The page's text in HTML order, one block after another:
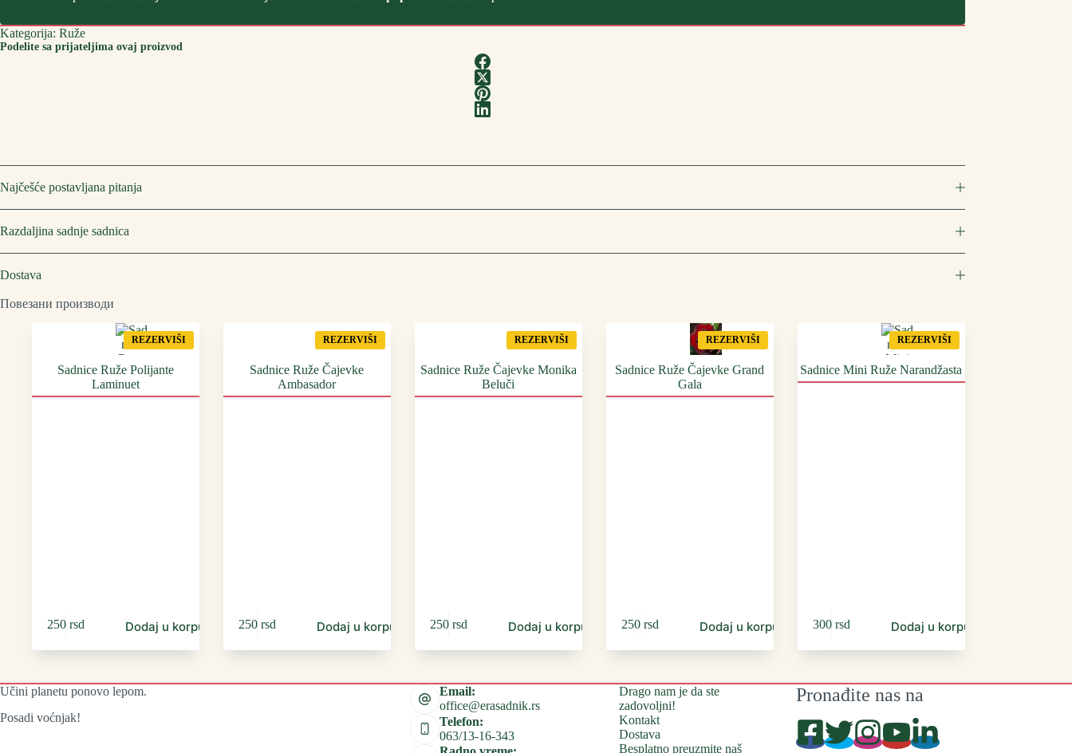
Kategorija: Ruže
Podelite sa prijateljima ovaj proizvod
Najčešće postavljana pitanja
Razdaljina sadnje sadnica
Dostava
Повезани производи
REZERVIŠI
Sadnice Ruže Polijante
Laminuet
250 rsd Dodaj u korpu
REZERVIŠI
Sadnice Ruže Čajevke
Ambasador
250 rsd Dodaj u korpu
REZERVIŠI
Sadnice Ruže Čajevke Monika
Beluči
250 rsd Dodaj u korpu
REZERVIŠI
Sadnice Ruže Čajevke Grand
Gala
250 rsd Dodaj u korpu
REZERVIŠI
Sadnice Mini Ruže Narandžasta
300 rsd Dodaj u korpu
Učini planetu ponovo lepom.
Posadi voćnjak!
Email:
office@erasadnik.rs
Telefon:
063/13-16-343
Drago nam je da ste
zadovoljni!
Kontakt
Dostava
Besplatno preuzmite naš
Pronađite nas na